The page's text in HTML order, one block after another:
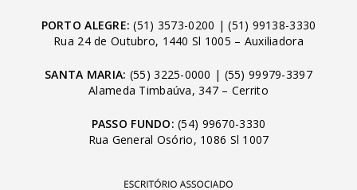
PORTO ALEGRE: (51) 3573-0200 |(51) 99138-3330
Rua 24 de Outubro, 1440 Sl 1005 – Auxiliadora
SANTA MARIA: (55) 3225-0000 | (55) 99979-3397
Alameda Timbaúva, 347 – Cerrito
PASSO FUNDO: (54) 99670-3330
Rua General Osório, 1086 Sl 1007